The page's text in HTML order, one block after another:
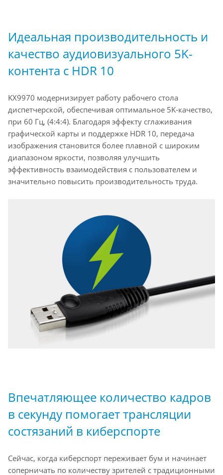
Идеальная производительность и
качество аудиовизуального 5K-
контента с HDR 10
KX9970 модернизирует работу рабочего стола
диспетчерской, обеспечивая оптимальное 5K-качество,
при 60 Гц, (4:4:4). Благодаря эффекту сглаживания
графической карты и поддержке HDR 10, передача
изображения становится более плавной с широким
диапазоном яркости, позволяя улучшить
эффективность взаимодействия с пользователем и
значительно повысить производительность труда.
Впечатляющее количество кадров
в секунду помогает трансляции
состязаний в киберспорте
Сейчас, когда киберспорт переживает бум и начинает
соперничать по количеству зрителей с традиционными